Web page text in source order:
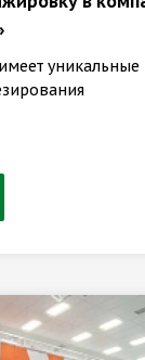
уникальные